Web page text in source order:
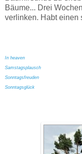
Bäume... Drei Wochen
verlinken. Habt einen
In heaven
Samstagsplausch
Sonntagsfreuden
Sonntagsglück